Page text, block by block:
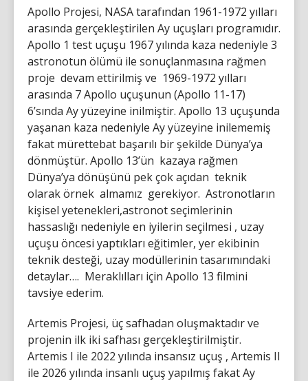
Apollo Projesi, NASA tarafından 1961-1972 yılları
arasında gerçekleştirilen Ay uçuşları programıdır.
Apollo 1 test uçuşu 1967 yılında kaza nedeniyle 3
astronotun ölümü ile sonuçlanmasına rağmen
proje devam ettirilmiş ve 1969-1972 yılları
arasında 7 Apollo uçuşunun (Apollo 11-17)
6’sında Ay yüzeyine inilmiştir. Apollo 13 uçuşunda
yaşanan kaza nedeniyle Ay yüzeyine inilememiş
fakat mürettebat başarılı bir şekilde Dünya’ya
dönmüştür. Apollo 13’ün kazaya rağmen
Dünya’ya dönüşünü pek çok açıdan teknik
olarak örnek almamız gerekiyor. Astronotların
kişisel yetenekleri,astronot seçimlerinin
hassaslığı nedeniyle en iyilerin seçilmesi , uzay
uçuşu öncesi yaptıkları eğitimler, yer ekibinin
teknik desteği, uzay modüllerinin tasarımındaki
detaylar…. Meraklılları için Apollo 13 filmini
tavsiye ederim.
Artemis Projesi, üç safhadan oluşmaktadır ve
projenin ilk iki safhası gerçekleştirilmiştir.
Artemis I ile 2022 yılında insansız uçuş , Artemis II
ile 2026 yılında insanlı uçuş yapılmış fakat Ay